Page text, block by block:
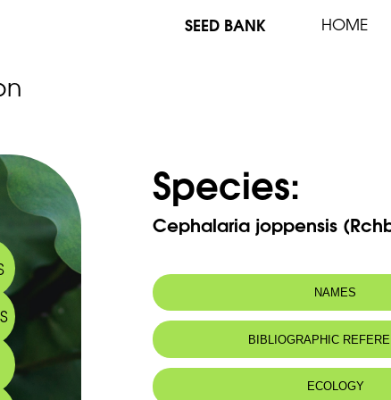
SEED BANK HOME
Species:
Cephalaria joppensis
NAMES
Cephalaria joppica
Common name: Céphalaire de
سيوان يافا
BIBLIOGRAPHIC
ECOLOGY